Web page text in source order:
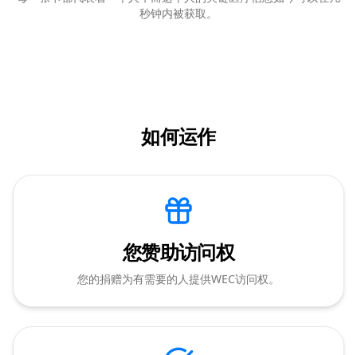
秒钟内被获取。
如何运作
您赞助访问权
您的捐赠为有需要的人提供WEC访问权。